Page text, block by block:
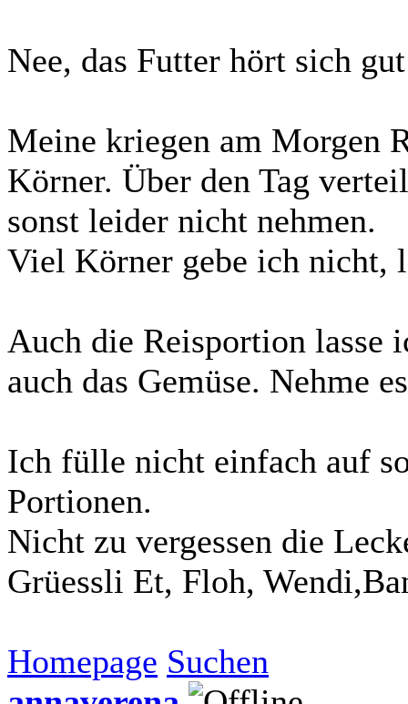
Nee, das Futter hört sich
Meine kriegen am Morgen
Körner. Über den Tag
sonst leider nicht nehmen.
Viel Körner gebe ich nicht,
Auch die Reisportion lasse
auch das Gemüse. Nehme
Ich fülle nicht einfach auf
Portionen.
Nicht zu vergessen die
Grüessli Et, Floh,
Homepage Suchen